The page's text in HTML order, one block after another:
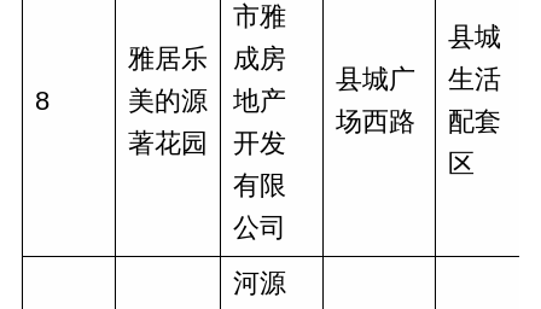
8
雅居乐
美的源
著花园
市雅
成房
地产
开发
有限
公司
县城广
场西路
县城
生活
配套
区
河源